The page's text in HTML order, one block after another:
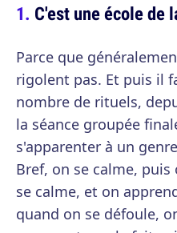
C'est une école de
Parce que
rigolent pas. Et puis il
nombre de rituels,
la séance groupée
s'apparenter à un
Bref, on se calme,
se calme, et on
quand on se défoule,